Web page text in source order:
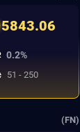
5843.06
0.2%
51 - 250
(FN)